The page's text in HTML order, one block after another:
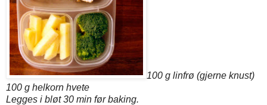
100 g linfrø (gjerne knust)
100 g helkorn hvete
Legges i bløt 30 min før baking.